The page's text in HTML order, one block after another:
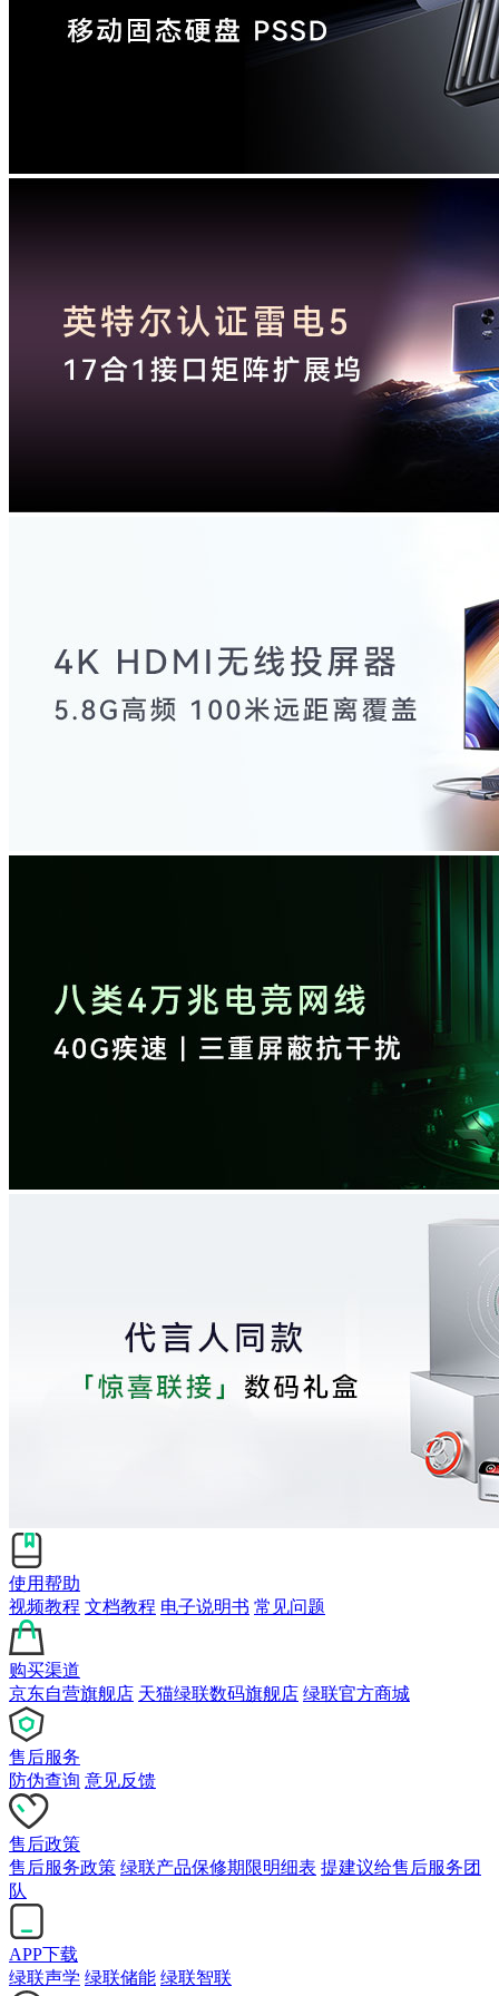
使用帮助
视频教程 文档教程 电子说明书 常见问题
购买渠道
京东自营旗舰店 天猫绿联数码旗舰店 绿联官方商城
售后服务
防伪查询 意见反馈
售后政策
售后服务政策 绿联产品保修期限明细表 提建议给售后服务团
队
APP下载
绿联声学 绿联储能 绿联智联